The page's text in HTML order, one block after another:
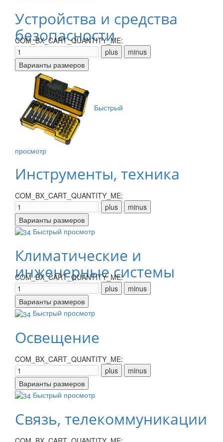
Устройства и средства
безопасности
COM_BX_CART_QUANTITY_ME:
Быстрый
просмотр
Инструменты, техника
COM_BX_CART_QUANTITY_ME:
Быстрый просмотр
Климатические и
инженерные системы
COM_BX_CART_QUANTITY_ME:
Быстрый просмотр
Освещение
COM_BX_CART_QUANTITY_ME:
Быстрый просмотр
Связь, телекоммуникации